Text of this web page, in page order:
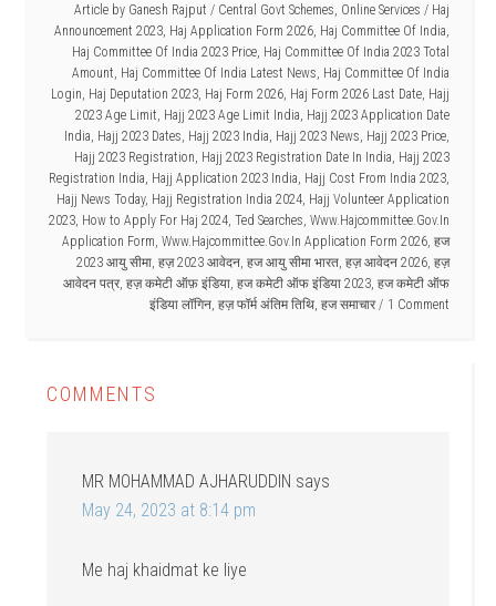
Article by Ganesh Rajput / Central Govt Schemes, Online Services / Haj
Announcement 2023, Haj Application Form 2026, Haj Committee Of India,
Haj Committee Of India 2023 Price, Haj Committee Of India 2023 Total
Amount, Haj Committee Of India Latest News, Haj Committee Of India
Login, Haj Deputation 2023, Haj Form 2026, Haj Form 2026 Last Date, Hajj
2023 Age Limit, Hajj 2023 Age Limit India, Hajj 2023 Application Date
India, Hajj 2023 Dates, Hajj 2023 India, Hajj 2023 News, Hajj 2023 Price,
Hajj 2023 Registration, Hajj 2023 Registration Date In India, Hajj 2023
Registration India, Hajj Application 2023 India, Hajj Cost From India 2023,
Hajj News Today, Hajj Registration India 2024, Hajj Volunteer Application
2023, How to Apply For Haj 2024, Ted Searches, Www.Hajcommittee.Gov.In
Application Form, Www.Hajcommittee.Gov.In Application Form 2026, हज
2023 आयु सीमा, हज़ 2023 आवेदन, हज आयु सीमा भारत, हज़ आवेदन 2026, हज़
आवेदन पत्र, हज़ कमेटी ऑफ़ इंडिया, हज कमेटी ऑफ इंडिया 2023, हज कमेटी ऑफ
इंडिया लॉगिन, हज़ फॉर्म अंतिम तिथि, हज समाचार 1 Comment
COMMENTS
MR MOHAMMAD AJHARUDDIN says
May 24, 2023 at 8:14 pm
Me haj khaidmat ke liye